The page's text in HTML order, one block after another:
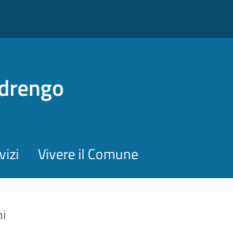
Vivere il Comune